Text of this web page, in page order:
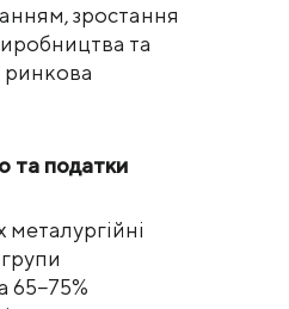
зростання
та
ринкова
та податки
65−75%